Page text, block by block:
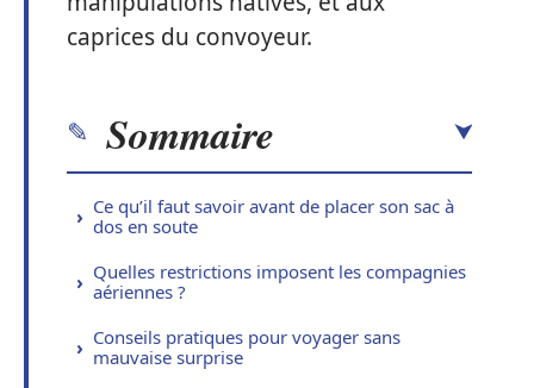
caprices du convoyeur.
Sommaire
Ce qu’il faut savoir avant de placer son sac à
dos en soute
Quelles restrictions imposent les compagnies
aériennes ?
Conseils pratiques pour voyager sans
mauvaise surprise